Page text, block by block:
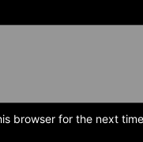
browser for the next